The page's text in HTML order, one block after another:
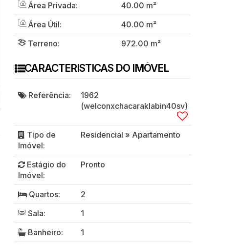
Área Privada: 40.00 m²
Área Útil:
40.00 m²
Terreno:
972.00 m²
CARACTERISTICAS DO IMÓVEL
Referência:
1962
(welconxchacaraklabin40sv)
Tipo de
Imóvel:
Residencial » Apartamento
Estágio do
Imóvel:
Pronto
Quartos:
2
Sala:
1
Banheiro:
1